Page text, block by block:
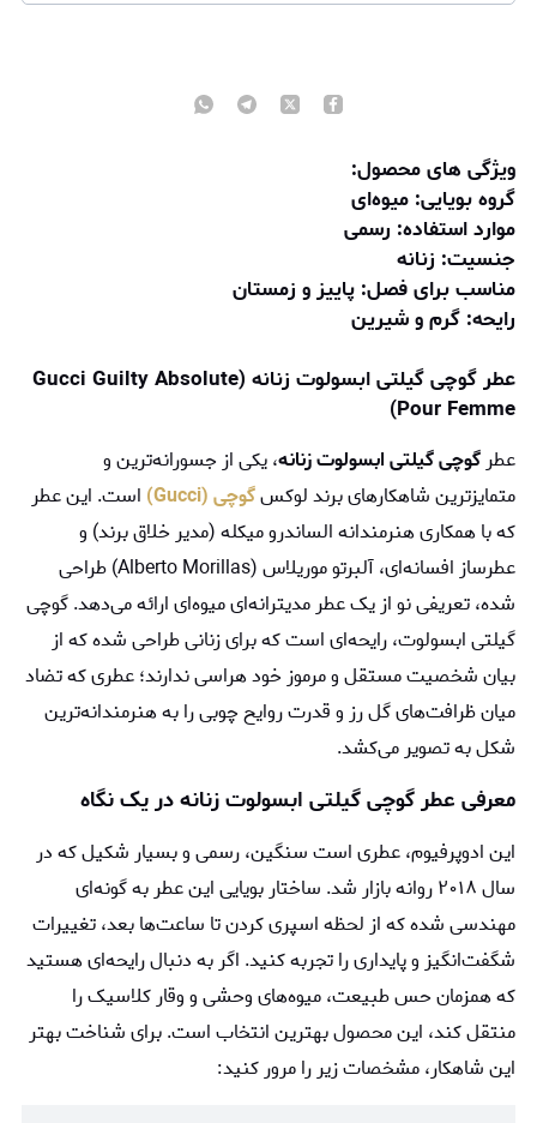
ویژگی های محصول:
گروه بویایی: میوه‌ای
موارد استفاده: رسمی
جنسیت: زنانه
مناسب برای فصل: پاییز و زمستان
رایحه: گرم و شیرین
عطر گوچی گیلتی ابسولوت زنانه (Gucci Guilty Absolute
Pour Femme)
عطر گوچی گیلتی ابسولوت زنانه، یکی از جسورانه‌ترین و
متمایزترین شاهکارهای برند لوکسگوچی (Gucci)
است. این عطر
که با همکاری هنرمندانه الساندرو میکله (مدیر خلاق برند) و
عطرساز افسانه‌ای، آلبرتو موریلاس (Alberto Morillas) طراحی
شده، تعریفی نو از یک عطر مدیترانه‌ای میوه‌ای ارائه می‌دهد. گوچی
گیلتی ابسولوت، رایحه‌ای است که برای زنانی طراحی شده که از
بیان شخصیت مستقل و مرموز خود هراسی ندارند؛ عطری که تضاد
میان ظرافت‌های گل رز و قدرت روایح چوبی را به هنرمندانه‌ترین
شکل به تصویر می‌کشد.
معرفی عطر گوچی گیلتی ابسولوت زنانه در یک نگاه
این ادوپرفیوم، عطری است سنگین، رسمی و بسیار شکیل که در
سال ۲۰۱۸ روانه بازار شد. ساختار بویایی این عطر به گونه‌ای
مهندسی شده که از لحظه اسپری کردن تا ساعت‌ها بعد، تغییرات
شگفت‌انگیز و پایداری را تجربه کنید. اگر به دنبال رایحه‌ای هستید
که همزمان حس طبیعت، میوه‌های وحشی و وقار کلاسیک را
منتقل کند، این محصول بهترین انتخاب است. برای شناخت بهتر
این شاهکار، مشخصات زیر را مرور کنید: